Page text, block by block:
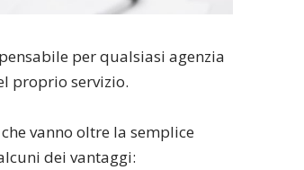
per qualsiasi agenzia
proprio servizio.
vanno oltre la semplice
dei vantaggi: